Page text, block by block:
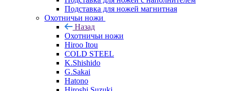
Подставка для ножей магнитная
Охотничьи ножи
Назад
Охотничьи ножи
Hiroo Itou
COLD STEEL
K.Shishido
G.Sakai
Hatono